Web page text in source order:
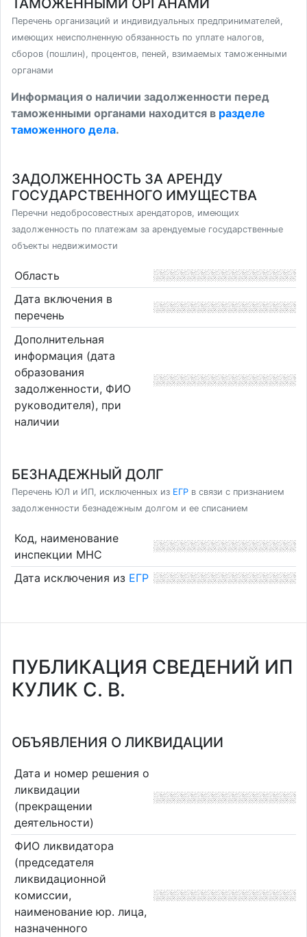
ТАМОЖЕННЫМИ ОРГАНАМИ
Перечень организаций и индивидуальных предпринимателей,
имеющих неисполненную обязанность по уплате налогов,
сборов (пошлин), процентов, пеней, взимаемых таможенными
органами
Информация о наличии задолженности перед
таможенными органами находится в разделе
таможенного дела.
ЗАДОЛЖЕННОСТЬ ЗА АРЕНДУ
ГОСУДАРСТВЕННОГО ИМУЩЕСТВА
Перечни недобросовестных арендаторов, имеющих
задолженность по платежам за арендуемые государственные
объекты недвижимости
Область
Дата включения в
перечень
Дополнительная
информация (дата
образования
задолженности, ФИО
руководителя), при
наличии
БЕЗНАДЕЖНЫЙ ДОЛГ
Перечень ЮЛ и ИП, исключенных из ЕГР в связи с признанием
задолженности безнадежным долгом и ее списанием
Код, наименование
инспекции МНС
Дата исключения из ЕГР
ПУБЛИКАЦИЯ СВЕДЕНИЙ ИП
КУЛИК С. В.
ОБЪЯВЛЕНИЯ О ЛИКВИДАЦИИ
Дата и номер решения о
ликвидации
(прекращении
деятельности)
ФИО ликвидатора
(председателя
ликвидационной
комиссии,
наименование юр. лица,
назначенного